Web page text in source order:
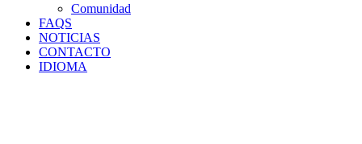
Comunidad
FAQS
NOTICIAS
CONTACTO
IDIOMA